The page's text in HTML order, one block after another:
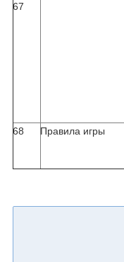
67
68 Правила игры